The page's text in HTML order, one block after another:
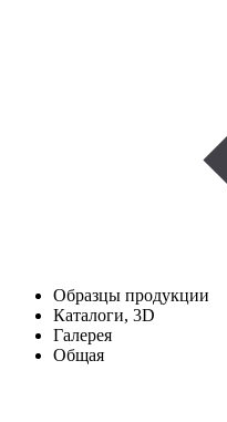
Образцы продукции
Каталоги, 3D
Галерея
Общая